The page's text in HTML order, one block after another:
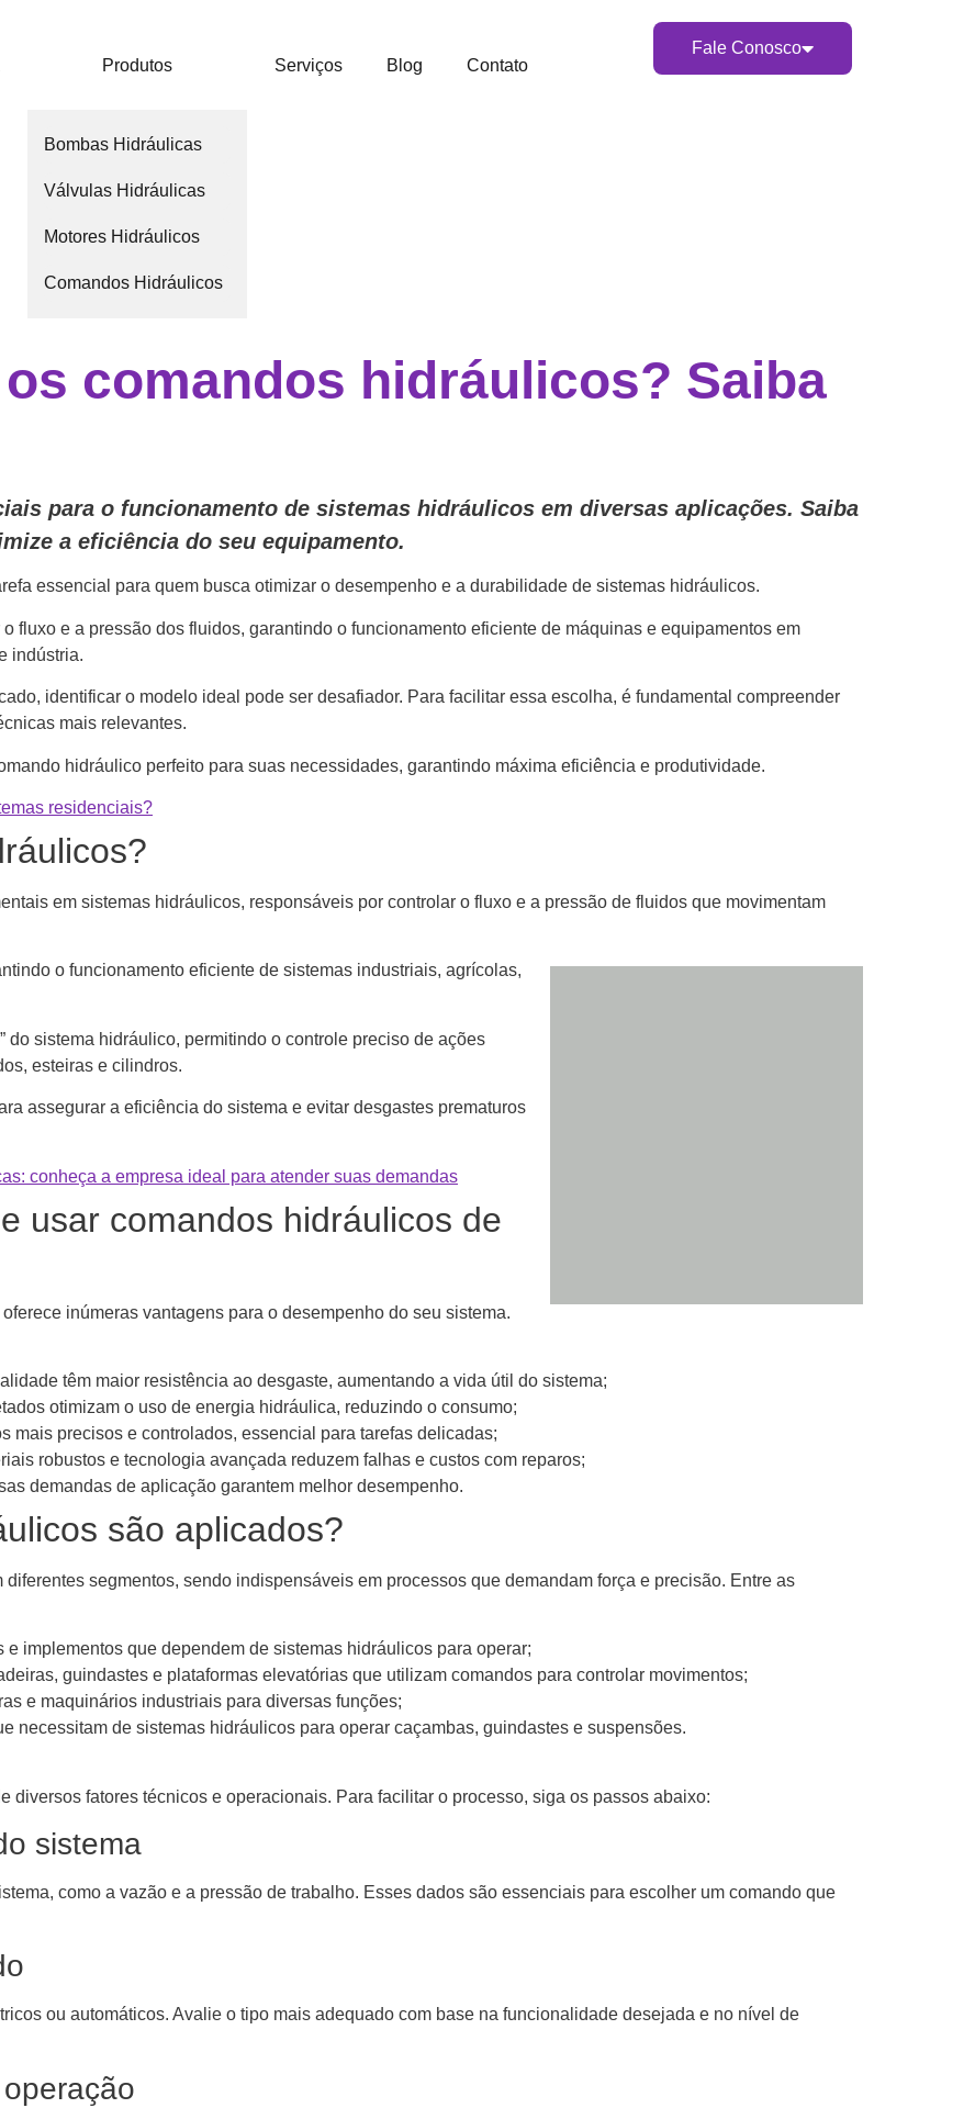
Produtos
Bombas Hidráulicas
Válvulas Hidráulicas
Motores Hidráulicos
Comandos Hidráulicos
Serviços Blog Contato
Fale Conosco
comandos hidráulicos? Saiba
para o funcionamento de sistemas hidráulicos em diversas aplicações. Saiba
a eficiência do seu equipamento.
essencial para quem busca otimizar o desempenho e a durabilidade de sistemas hidráulicos.
fluxo e a pressão dos fluidos, garantindo o funcionamento eficiente de máquinas e equipamentos em
indústria.
identificar o modelo ideal pode ser desafiador. Para facilitar essa escolha, é fundamental compreender
mais relevantes.
hidráulico perfeito para suas necessidades, garantindo máxima eficiência e produtividade.
residenciais?
em sistemas hidráulicos, responsáveis por controlar o fluxo e a pressão de fluidos que movimentam
o funcionamento eficiente de sistemas industriais, agrícolas,
do sistema hidráulico, permitindo o controle preciso de ações
esteiras e cilindros.
assegurar a eficiência do sistema e evitar desgastes prematuros
conheça a empresa ideal para atender suas demandas
usar comandos hidráulicos de
inúmeras vantagens para o desempenho do seu sistema.
têm maior resistência ao desgaste, aumentando a vida útil do sistema;
otimizam o uso de energia hidráulica, reduzindo o consumo;
mais precisos e controlados, essencial para tarefas delicadas;
robustos e tecnologia avançada reduzem falhas e custos com reparos;
demandas de aplicação garantem melhor desempenho.
são aplicados?
segmentos, sendo indispensáveis em processos que demandam força e precisão. Entre as
e implementos que dependem de sistemas hidráulicos para operar;
guindastes e plataformas elevatórias que utilizam comandos para controlar movimentos;
e maquinários industriais para diversas funções;
necessitam de sistemas hidráulicos para operar caçambas, guindastes e suspensões.
diversos fatores técnicos e operacionais. Para facilitar o processo, siga os passos abaixo:
sistema
como a vazão e a pressão de trabalho. Esses dados são essenciais para escolher um comando que
ou automáticos. Avalie o tipo mais adequado com base na funcionalidade desejada e no nível de